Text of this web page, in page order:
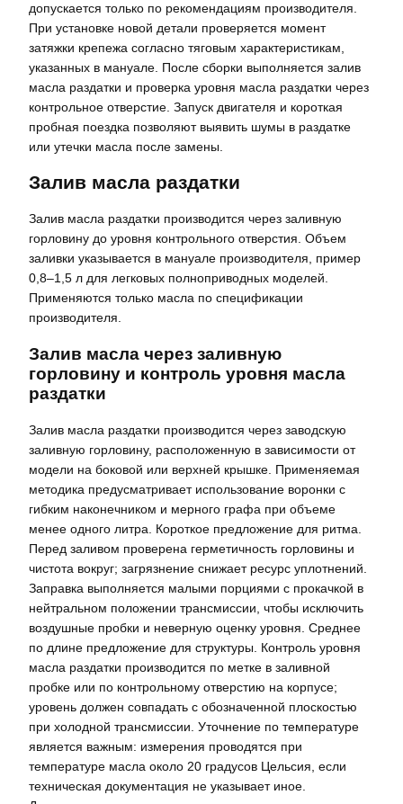
допускается только по рекомендациям производителя.
При установке новой детали проверяется момент
затяжки крепежа согласно тяговым характеристикам,
указанных в мануале. После сборки выполняется залив
масла раздатки и проверка уровня масла раздатки через
контрольное отверстие. Запуск двигателя и короткая
пробная поездка позволяют выявить шумы в раздатке
или утечки масла после замены.
Залив масла раздатки
Залив масла раздатки производится через заливную
горловину до уровня контрольного отверстия. Объем
заливки указывается в мануале производителя, пример
0,8–1,5 л для легковых полноприводных моделей.
Применяются только масла по спецификации
производителя.
Залив масла через заливную
горловину и контроль уровня масла
раздатки
Залив масла раздатки производится через заводскую
заливную горловину, расположенную в зависимости от
модели на боковой или верхней крышке. Применяемая
методика предусматривает использование воронки с
гибким наконечником и мерного графа при объеме
менее одного литра. Короткое предложение для ритма.
Перед заливом проверена герметичность горловины и
чистота вокруг; загрязнение снижает ресурс уплотнений.
Заправка выполняется малыми порциями с прокачкой в
нейтральном положении трансмиссии, чтобы исключить
воздушные пробки и неверную оценку уровня. Среднее
по длине предложение для структуры. Контроль уровня
масла раздатки производится по метке в заливной
пробке или по контрольному отверстию на корпусе;
уровень должен совпадать с обозначенной плоскостью
при холодной трансмиссии. Уточнение по температуре
является важным: измерения проводятся при
температуре масла около 20 градусов Цельсия, если
техническая документация не указывает иное.